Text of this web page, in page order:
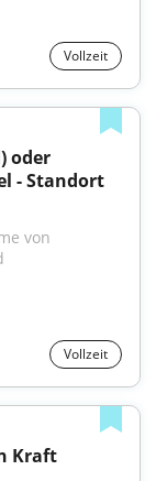
Vollzeit
oder
- Standort
von
Vollzeit
Kraft